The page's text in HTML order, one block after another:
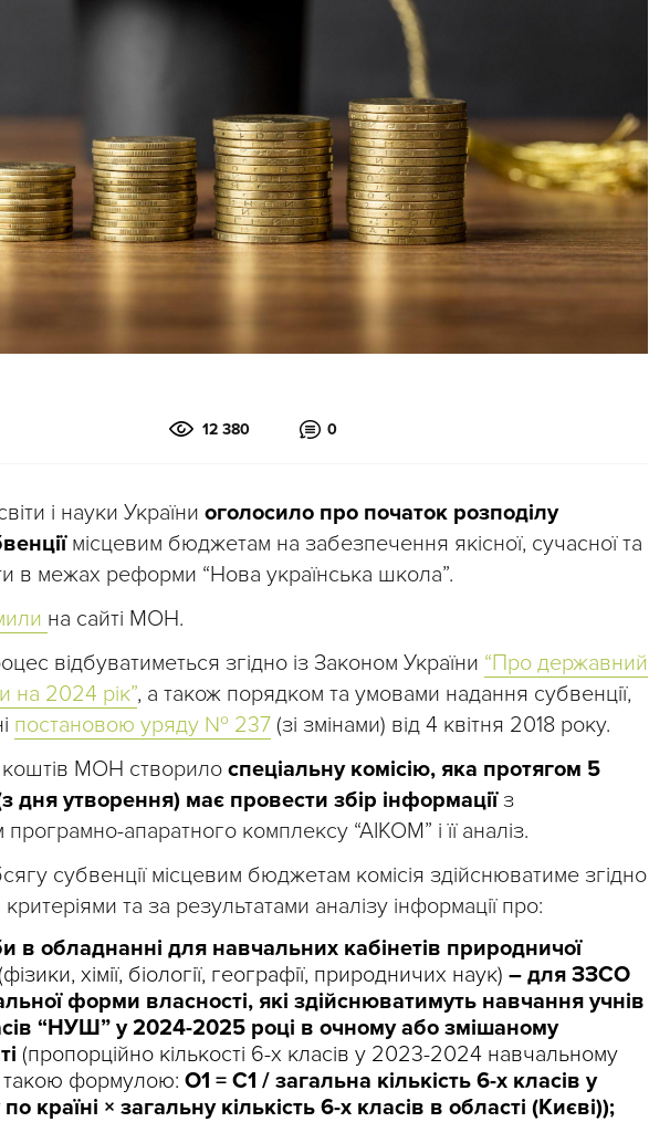
12 380 0
і науки України оголосило про початок розподілу
місцевим бюджетам на забезпечення якісної, сучасної та
в межах реформи “Нова українська школа”.
на сайті МОН.
відбуватиметься згідно із Законом України “Про державний
на 2024 рік”, а також порядком та умовами надання субвенції,
постановою уряду № 237 (зі змінами) від 4 квітня 2018 року.
МОН створило спеціальну комісію, яка протягом 5
дня утворення) має провести збір інформаціїз
апаратного комплексу “АІКОМ” і її аналіз.
субвенції місцевим бюджетам комісія здійснюватиме згідно
та за результатами аналізу інформації про:
в обладнанні для навчальних кабінетів природничої
(фізики, хімії, біології, географії, природничих наук) – для ЗЗСО
форми власності, які здійснюватимуть навчання учнів
“НУШ” у 2024-2025 році в очному або змішаному
(пропорційно кількості 6-х класів у 2023-2024 навчальному
такою формулою: О1 = С1 / загальна кількість 6-х класів у
країні × загальну кількість 6-х класів в області (Києві));